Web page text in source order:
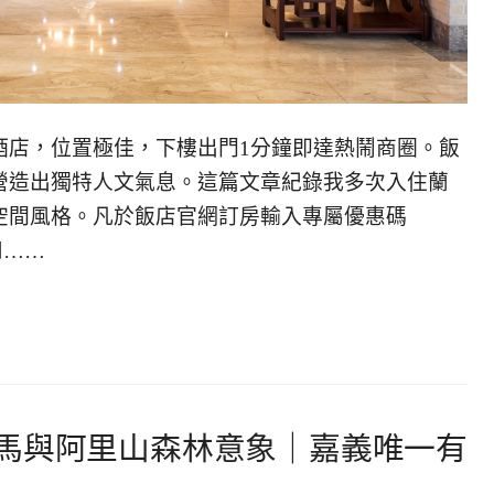
，位置極佳，下樓出門1分鐘即達熱鬧商圈。飯
出獨特人文氣息。這篇文章紀錄我多次入住蘭
風格。凡於飯店官網訂房輸入專屬優惠碼
……
與阿里山森林意象｜嘉義唯一有